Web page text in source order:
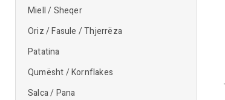
Miell / Sheqer
Oriz / Fasule / Thjerrëza
Patatina
Qumësht / Kornflakes
Salca / Pana